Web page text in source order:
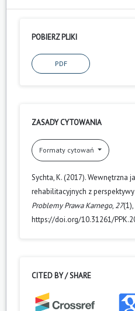
POBIERZ PLIKI
PDF
ZASADY CYTOWANIA
Formaty cytowań
Sychta, K. (2017). Wewnętrzna
rehabilitacyjnych z
Problemy Prawa Karnego, 27
https://doi.org/10.31261/
CITED BY / SHARE